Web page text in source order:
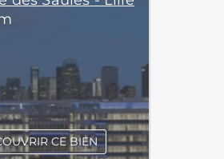
CE BIEN